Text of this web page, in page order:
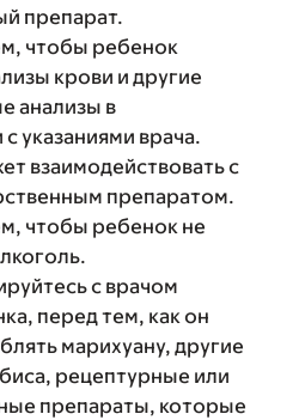
препарат.
чтобы ребенок
крови и другие
анализы в
указаниями врача.
взаимодействовать с
препаратом.
чтобы ребенок не
с врачом
перед тем, как он
марихуану, другие
рецептурные или
препараты, которые